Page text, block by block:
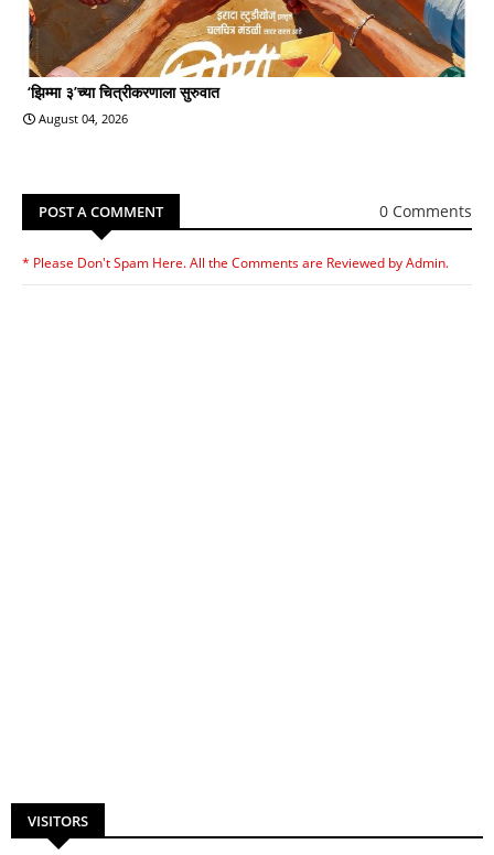
‘झिम्मा ३’च्या चित्रीकरणाला सुरुवात
August 04, 2026
POST A COMMENT 0 Comments
* Please Don't Spam Here. All the Comments are Reviewed by Admin.
VISITORS